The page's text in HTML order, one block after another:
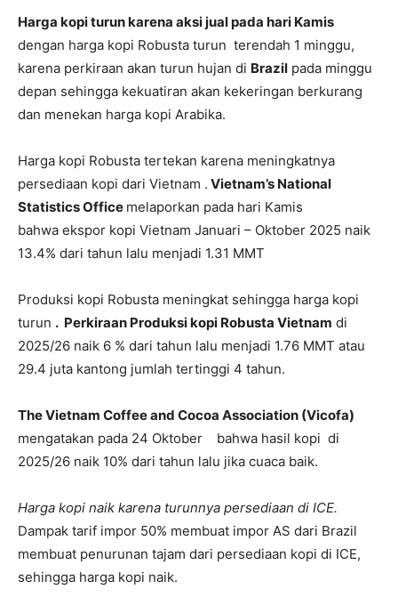
Harga kopi turun karena aksi jual pada hari Kamis
dengan harga kopi Robusta turun terendah 1 minggu,
karena perkiraan akan turun hujan di Brazil pada minggu
depan sehingga kekuatiran akan kekeringan berkurang
dan menekan harga kopi Arabika.
Harga kopi Robusta tertekan karena meningkatnya
persediaan kopi dari Vietnam . Vietnam’s National
Statistics Office melaporkan pada hari Kamis
bahwa ekspor kopi Vietnam Januari – Oktober 2025 naik
13.4% dari tahun lalu menjadi 1.31 MMT
Produksi kopi Robusta meningkat sehingga harga kopi
turun . Perkiraan Produksi kopi Robusta Vietnam di
2025/26 naik 6 % dari tahun lalu menjadi 1.76 MMT atau
29.4 juta kantong jumlah tertinggi 4 tahun.
The Vietnam Coffee and Cocoa Association (Vicofa)
mengatakan pada 24 Oktober bahwa hasil kopi di
2025/26 naik 10% dari tahun lalu jika cuaca baik.
Harga kopi naik karena turunnya persediaan di ICE.
Dampak tarif impor 50% membuat impor AS dari Brazil
membuat penurunan tajam dari persediaan kopi di ICE,
sehingga harga kopi naik.